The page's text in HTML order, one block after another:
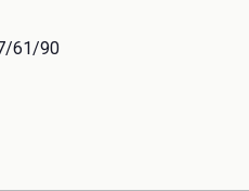
61/90